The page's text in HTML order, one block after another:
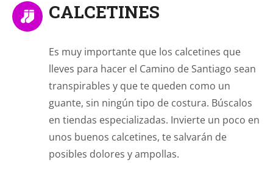
CALCETINES
Es muy importante que los calcetines que
lleves para hacer el Camino de Santiago sean
transpirables y que te queden como un
guante, sin ningún tipo de costura. Búscalos
en tiendas especializadas. Invierte un poco en
unos buenos calcetines, te salvarán de
posibles dolores y ampollas.